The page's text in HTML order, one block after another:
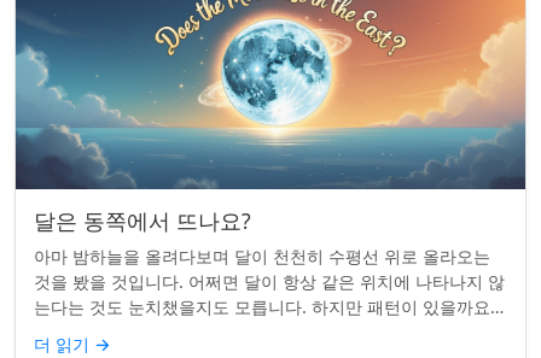
달은 동쪽에서 뜨나요?
아마 밤하늘을 올려다보며 달이 천천히 수평선 위로 올라오는
것을 봤을 것입니다. 어쩌면 달이 항상 같은 위치에 나타나지 않
는다는 것도 눈치챘을지도 모릅니다. 하지만 패턴이 있을까요?
달은 정말 매번 동쪽에서 뜰까요?...
더 읽기 →